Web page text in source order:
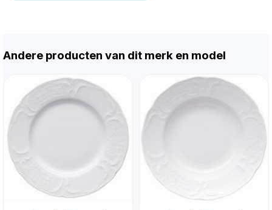
Andere producten van dit merk en model